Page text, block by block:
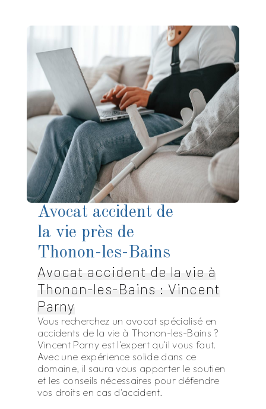
Avocat accident de
la vie près de
Thonon-les-Bains
Avocat accident de la vie à
Thonon-les-Bains : Vincent
Parny
Vous recherchez un avocat spécialisé en
accidents de la vie à Thonon-les-Bains ?
Vincent Parny est l'expert qu'il vous faut.
Avec une expérience solide dans ce
domaine, il saura vous apporter le soutien
et les conseils nécessaires pour défendre
vos droits en cas d'accident.